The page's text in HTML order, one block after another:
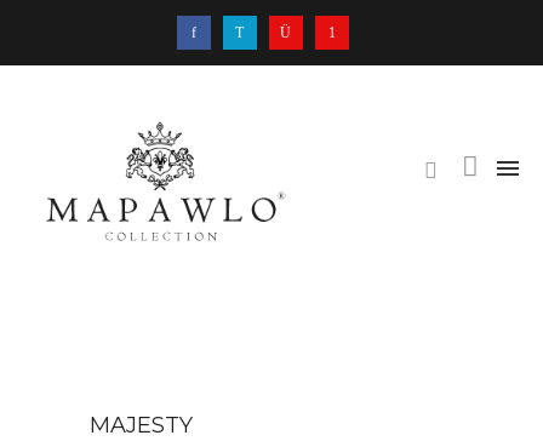
MAJESTY